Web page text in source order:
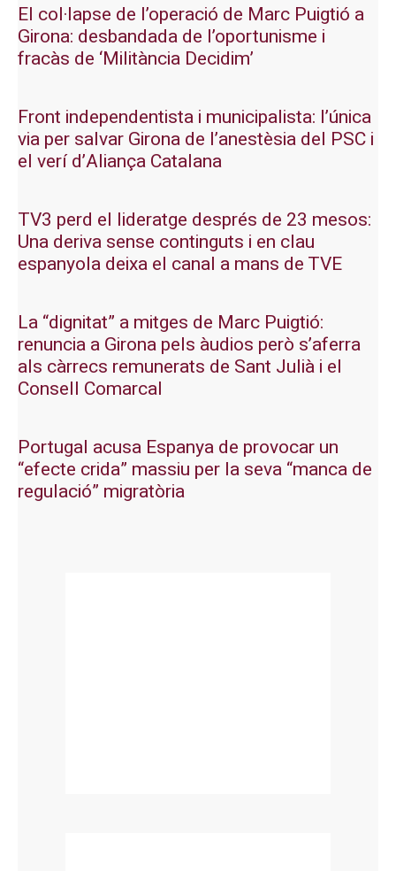
El col·lapse de l’operació de Marc Puigtió a
Girona: desbandada de l’oportunisme i
fracàs de ‘Militància Decidim’
Front independentista i municipalista: l’única
via per salvar Girona de l’anestèsia del PSC i
el verí d’Aliança Catalana
TV3 perd el lideratge després de 23 mesos:
Una deriva sense continguts i en clau
espanyola deixa el canal a mans de TVE
La “dignitat” a mitges de Marc Puigtió:
renuncia a Girona pels àudios però s’aferra
als càrrecs remunerats de Sant Julià i el
Consell Comarcal
Portugal acusa Espanya de provocar un
“efecte crida” massiu per la seva “manca de
regulació” migratòria